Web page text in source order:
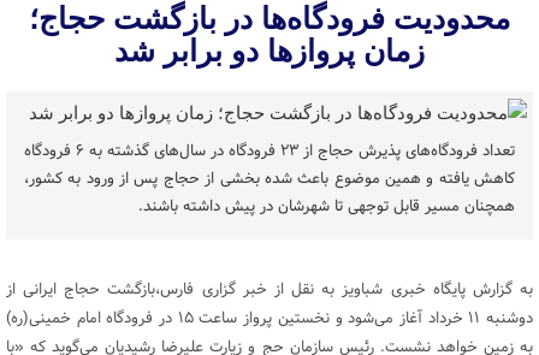
محدودیت فرودگاه‌ها در بازگشت حجاج؛
زمان پروازها دو برابر شد
تعداد فرودگاه‌های پذیرش حجاج از ۲۳ فرودگاه در سال‌های گذشته به ۶ فرودگاه
کاهش یافته و همین موضوع باعث شده بخشی از حجاج پس از ورود به کشور،
همچنان مسیر قابل توجهی تا شهرشان در پیش داشته باشند.
به گزارش پایگاه خبری شباویز به نقل از خبر گزاری فارس،بازگشت حجاج ایرانی از
دوشنبه ۱۱ خرداد آغاز می‌شود و نخستین پرواز ساعت ۱۵ در فرودگاه امام خمینی(ره)
به زمین خواهد نشست. رئیس سازمان حج و زیارت علیرضا رشیدیان می‌گوید که «با